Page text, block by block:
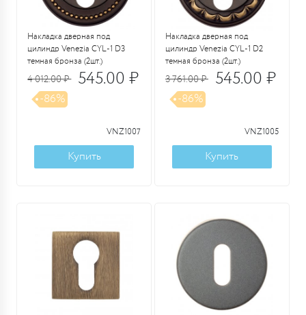
Накладка дверная под
цилиндр Venezia CYL-1 D3
темная бронза (2шт.)
4 012.00 ₽ 545.00 ₽
-86%
VNZ1007
Купить
Накладка дверная под
цилиндр Venezia CYL-1 D2
темная бронза (2шт.)
3 761.00 ₽ 545.00 ₽
-86%
VNZ1005
Купить